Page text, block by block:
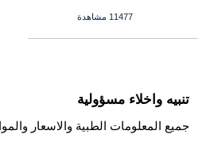
11477 مشاهدة
تنبيه واخلاء مسؤولية
جميع المعلومات الطبية والاسعار